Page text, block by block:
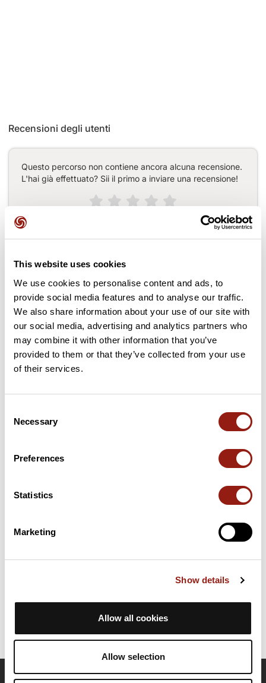
This website uses cookies
We use cookies to personalise content and ads, to
provide social media features and to analyse our traffic.
We also share information about your use of our site with
our social media, advertising and analytics partners who
may combine it with other information that you’ve
provided to them or that they’ve collected from your use
of their services.
Selection
Necessary
Preferences
Statistics
Marketing
Show details
Allow all cookies
Allow selection
Recensioni degli utenti
Questo percorso non contiene ancora alcuna recensione.
L'hai già effettuato? Sii il primo a inviare una recensione!
Passi lungo il percorso
46 km Col du Pertuis 626 m
46 km Col de Ventebrun 638 m
Passi estratti dal catalogo del Club des Cent Cols
Riepilogo
Presenta una salita cumulativa di oltre 1050m. Prevedi circa 3
ore e 49 minuti per completare questo percorso.
Ultimo aggiornamento della scheda percorso: 15 aprile 2011, 18:21:29.